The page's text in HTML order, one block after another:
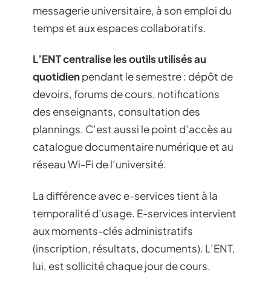
messagerie universitaire, à son emploi du
temps et aux espaces collaboratifs.
L’ENT centralise les outils utilisés au
quotidienpendant le semestre : dépôt de
devoirs, forums de cours, notifications
des enseignants, consultation des
plannings. C’est aussi le point d’accès au
catalogue documentaire numérique et au
réseau Wi-Fi de l’université.
La différence avec e-services tient à la
temporalité d’usage. E-services intervient
aux moments-clés administratifs
(inscription, résultats, documents). L’ENT,
lui, est sollicité chaque jour de cours.